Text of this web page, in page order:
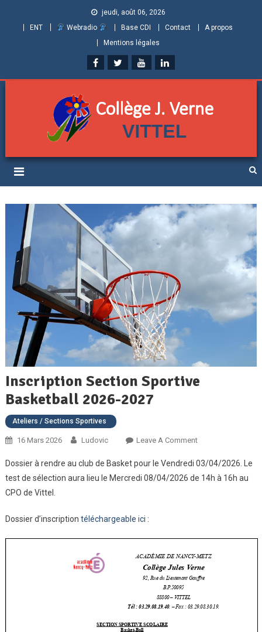
jeudi, août 06, 2026
ENT
Webradio Base CDI Contact
A propos
Mentions légales
Collège Jules Verne de
Vittel (Vosges)
Inscription Section Sportive
Basketball 2026-2027
Ateliers / Sections Sportives
16 Mars 2026 Ludovic Leave A CommentOn
Section
Sportive
Dossier à rendre au club de Basket pour le Vendredi 03/04/2026. Le
test de sélection aura lieu le Mercredi 08/04/2026 de 14h à 16h au
CPO de Vittel.
Dossier d’inscription téléchargeable ici :